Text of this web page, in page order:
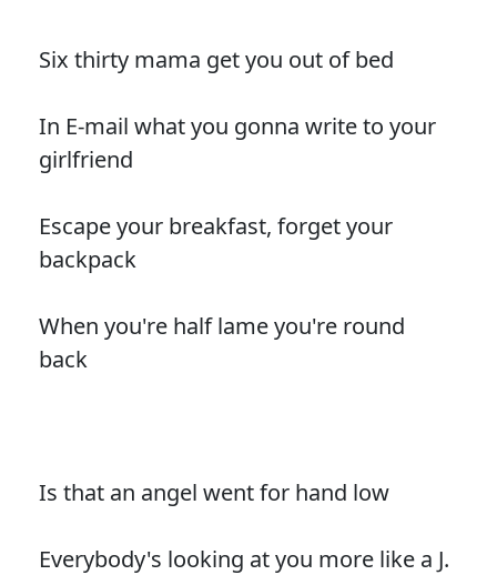
Six thirty mama get you out of bed
In E-mail what you gonna write to your
girlfriend
Escape your breakfast, forget your
backpack
When you're half lame you're round
back
Is that an angel went for hand low
Everybody's looking at you more like a J.